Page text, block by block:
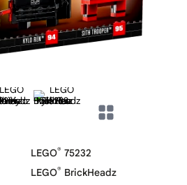
LEGO® 75232
LEGO® BrickHeadz